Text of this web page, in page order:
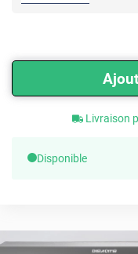
Livraison
Disponible